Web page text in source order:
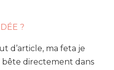
?
d’article, ma feta je
bête directement dans